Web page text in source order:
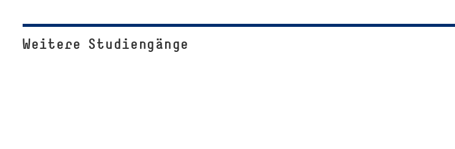
Weitere Studiengänge